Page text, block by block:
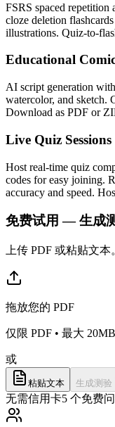
FSRS spaced
cloze deletion
illustrations. Quiz-to-
Educational
AI script generation
watercolor, and sketch.
Download as PDF or
Live Quiz Sessions
Host real-time quiz
codes for easy joining.
accuracy and speed.
免费试用 — 生成
上传 PDF 或粘贴文本
拖放您的 PDF
仅限 PDF • 最大 20MB
或
粘贴文本 生成测验
无需信用卡5 个免费